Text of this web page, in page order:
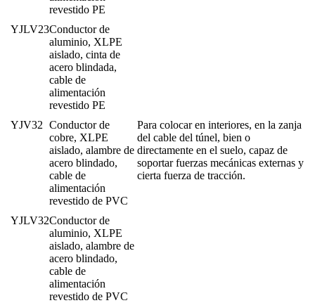
revestido PE
YJLV23Conductor de
aluminio, XLPE
aislado, cinta de
acero blindada,
cable de
alimentación
revestido PE
YJV32 Conductor de
cobre, XLPE
aislado, alambre de
acero blindado,
cable de
alimentación
revestido de PVC
Para colocar en interiores, en la zanja
del cable del túnel, bien o
directamente en el suelo, capaz de
soportar fuerzas mecánicas externas y
cierta fuerza de tracción.
YJLV32Conductor de
aluminio, XLPE
aislado, alambre de
acero blindado,
cable de
alimentación
revestido de PVC